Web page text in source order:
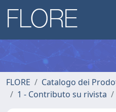
FLORE
Catalogo dei
1 - Contributo su rivista